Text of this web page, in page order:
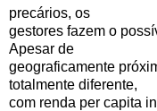
precários, os
gestores fazem o
Apesar de
geograficamente
totalmente diferente,
com renda per capita